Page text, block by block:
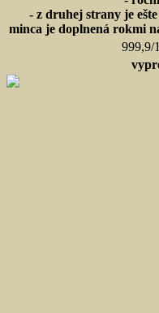
- z druhej strany je
minca je doplnená rokmi
999,9/